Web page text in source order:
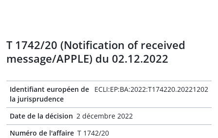
T 1742/20 (Notification of received
message/APPLE) du 02.12.2022
Identifiant européen de
la jurisprudence
ECLI:EP:BA:2022:T174220.20221202
Date de la décision 2 décembre 2022
Numéro de l'affaire T 1742/20